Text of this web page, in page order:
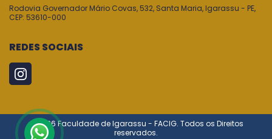
Rodovia Governador Mário Covas, 532, Santa Maria, Igarassu - PE,
CEP: 53610-000
REDES SOCIAIS
© 2026 Faculdade de Igarassu - FACIG. Todos os Direitos
reservados.